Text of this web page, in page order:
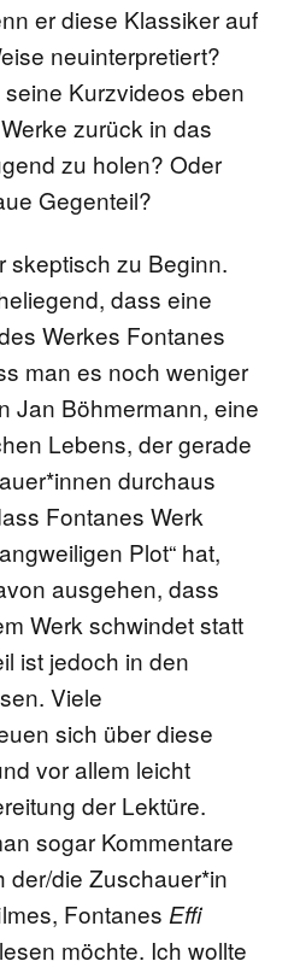
er diese Klassiker auf
neuinterpretiert?
Kurzvideos eben
zurück in das
zu holen? Oder
Gegenteil?
skeptisch zu Beginn.
dass eine
Werkes Fontanes
man es noch weniger
Jan Böhmermann, eine
Lebens, der gerade
durchaus
Fontanes Werk
Plot“ hat,
ausgehen, dass
Werk schwindet statt
ist jedoch in den
Viele
sich über diese
vor allem leicht
der Lektüre.
sogar Kommentare
der/die Zuschauer*in
Fontanes Effi
möchte. Ich wollte